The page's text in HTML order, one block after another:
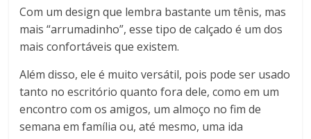
Com um design que lembra bastante um tênis, mas
mais “arrumadinho”, esse tipo de calçado é um dos
mais confortáveis que existem.
Além disso, ele é muito versátil, pois pode ser usado
tanto no escritório quanto fora dele, como em um
encontro com os amigos, um almoço no fim de
semana em família ou, até mesmo, uma ida